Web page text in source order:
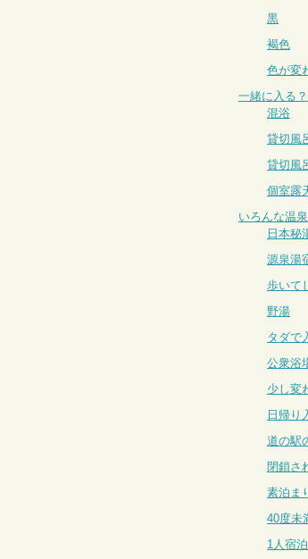
黒
褐色
色が変
一緒に入る？
混浴
貸切風
貸切風
個室露
いろんな温泉
日本秘
源泉湯
歩いて
野湯
タダで
公衆浴
少し変
日帰り
道の駅
閉鎖さ
素泊ま
40度未
1人宿